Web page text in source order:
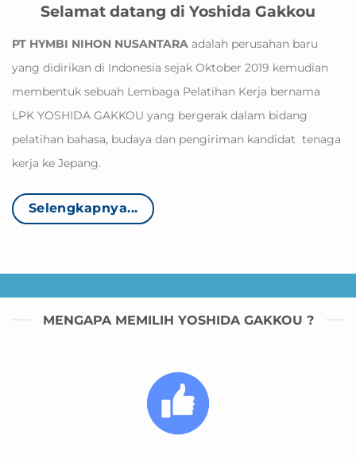
Selamat datang di Yoshida Gakkou
PT HYMBI NIHON NUSANTARA adalah perusahan baru
yang didirikan di Indonesia sejak Oktober 2019 kemudian
membentuk sebuah Lembaga Pelatihan Kerja bernama
LPK YOSHIDA GAKKOU yang bergerak dalam bidang
pelatihan bahasa, budaya dan pengiriman kandidat tenaga
kerja ke Jepang.
Selengkapnya...
MENGAPA MEMILIH YOSHIDA GAKKOU ?